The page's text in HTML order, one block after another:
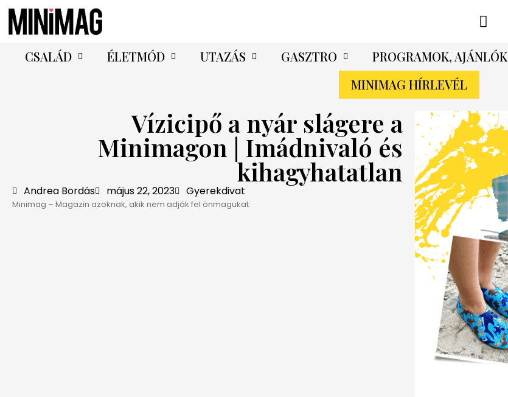
CSALÁD ÉLETMÓD UTAZÁS GASZTRO PROGRAMOK, AJÁNLÓK
MINIMAG HÍRLEVÉL
Vízicipő a nyár slágere a
Minimagon | Imádnivaló és
kihagyhatatlan
Andrea Bordás május 22, 2023 Gyerekdivat
Minimag – Magazin azoknak, akik nem adják fel önmagukat